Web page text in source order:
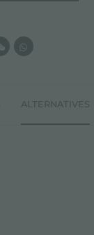
ALTERNATIVES